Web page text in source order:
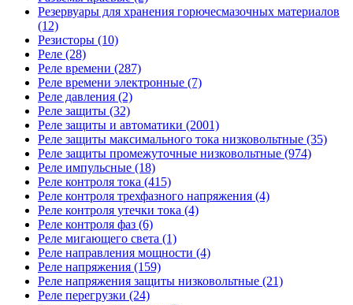
Резервуары для хранения горючесмазочных материалов
(12)
Резисторы (10)
Реле (28)
Реле времени (287)
Реле времени электронные (7)
Реле давления (2)
Реле защиты (32)
Реле защиты и автоматики (2001)
Реле защиты максимального тока низковольтные (35)
Реле защиты промежуточные низковольтные (974)
Реле импульсные (18)
Реле контроля тока (415)
Реле контроля трехфазного напряжения (4)
Реле контроля утечки тока (4)
Реле контроля фаз (6)
Реле мигающего света (1)
Реле направления мощности (4)
Реле напряжения (159)
Реле напряжения защиты низковольтные (21)
Реле перегрузки (24)